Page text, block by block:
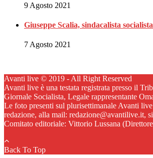
9 Agosto 2021
Giuseppe Scalia, sindacalista
7 Agosto 2021
Avanti live © 2019 - All Right Reserved
Avanti live è una testata registrata presso il
Giornale Socialista, Legale rappresentante
Le foto presenti sul plurisettimanale Avanti
redazione, alla mail: redazione@avantilive.it,
Comitato editoriale: Vittorio Lussana
Back To Top